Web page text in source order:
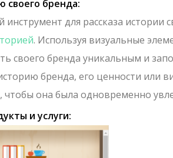
своего бренда:
для рассказа истории
. Используя визуальные
своего бренда уникальным и
бренда, его ценности или
чтобы она была одновременно
и услуги: